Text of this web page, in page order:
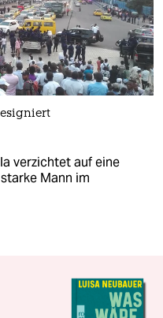
verzichtet auf eine
Mann im